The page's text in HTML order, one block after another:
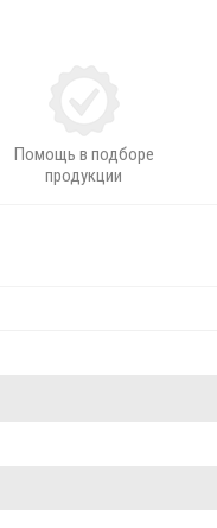
Помощь в подборе
продукции